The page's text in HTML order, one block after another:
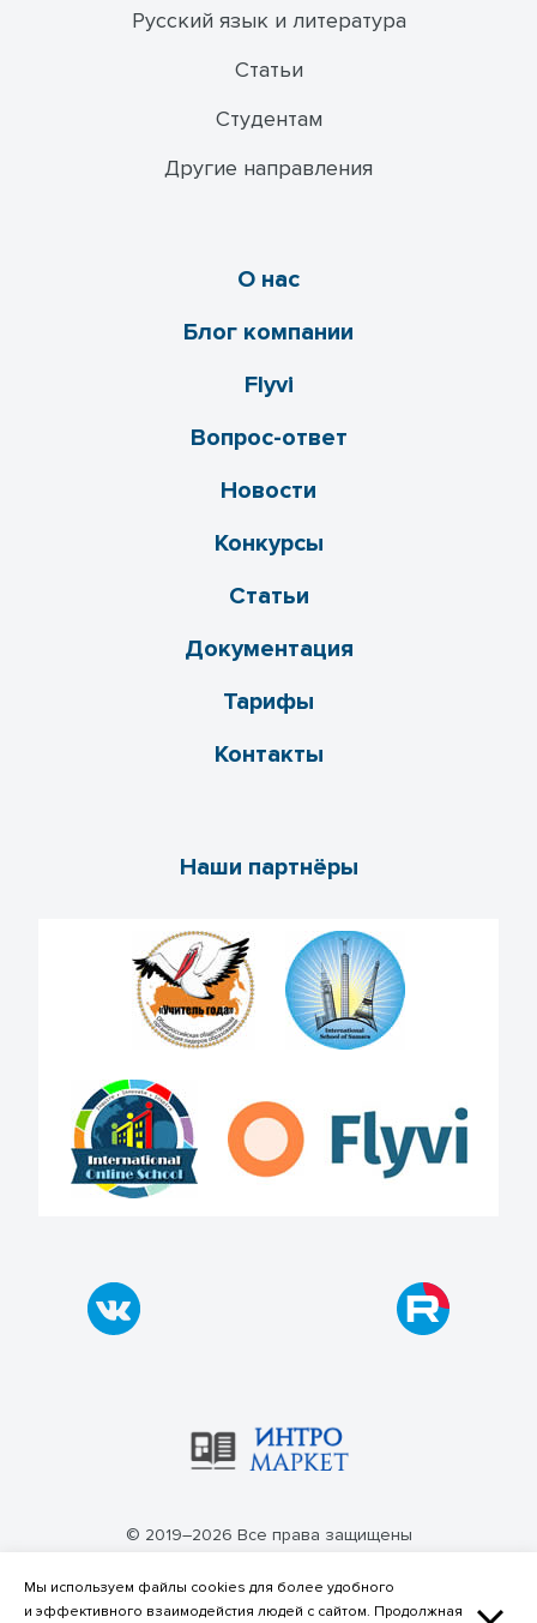
Русский язык и литература
Статьи
Студентам
Другие направления
О нас
Блог компании
Flyvi
Вопрос-ответ
Новости
Конкурсы
Статьи
Документация
Тарифы
Контакты
Наши партнёры
© 2019–2026 Все права защищены
Политика конфиденциальности
Мы используем файлы cookies для более удобного
и эффективного взаимодейстия людей с сайтом. Продолжная